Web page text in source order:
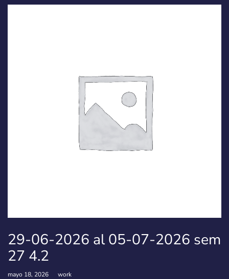
29-06-2026 al 05-07-2026 sem
27 4.2
mayo 18, 2026 work